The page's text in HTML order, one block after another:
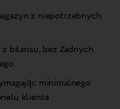
z niepotrzebnych
bilansu, bez żadnych
minimalnego
klienta